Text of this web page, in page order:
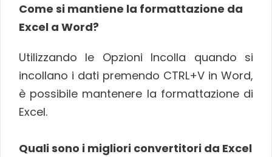
Come si mantiene la formattazione da
Excel a Word?
Utilizzando le Opzioni Incolla quando si
incollano i dati premendo CTRL+V in Word,
è possibile mantenere la formattazione di
Excel.
Quali sono i migliori convertitori da Excel